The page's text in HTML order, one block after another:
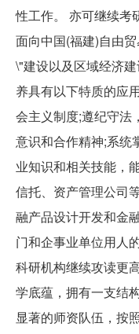
性工作。 亦可继续考
面向中国(福建)自由
\"建设以及区域经济
养具有以下特质的应
会主义制度;遵纪守法
意识和合作精神;系统
业知识和相关技能，
信托、资产管理公司
融产品设计开发和金
门和企事业单位用人
科研机构继续攻读更
学底蕴，拥有一支结
显著的师资队伍，按